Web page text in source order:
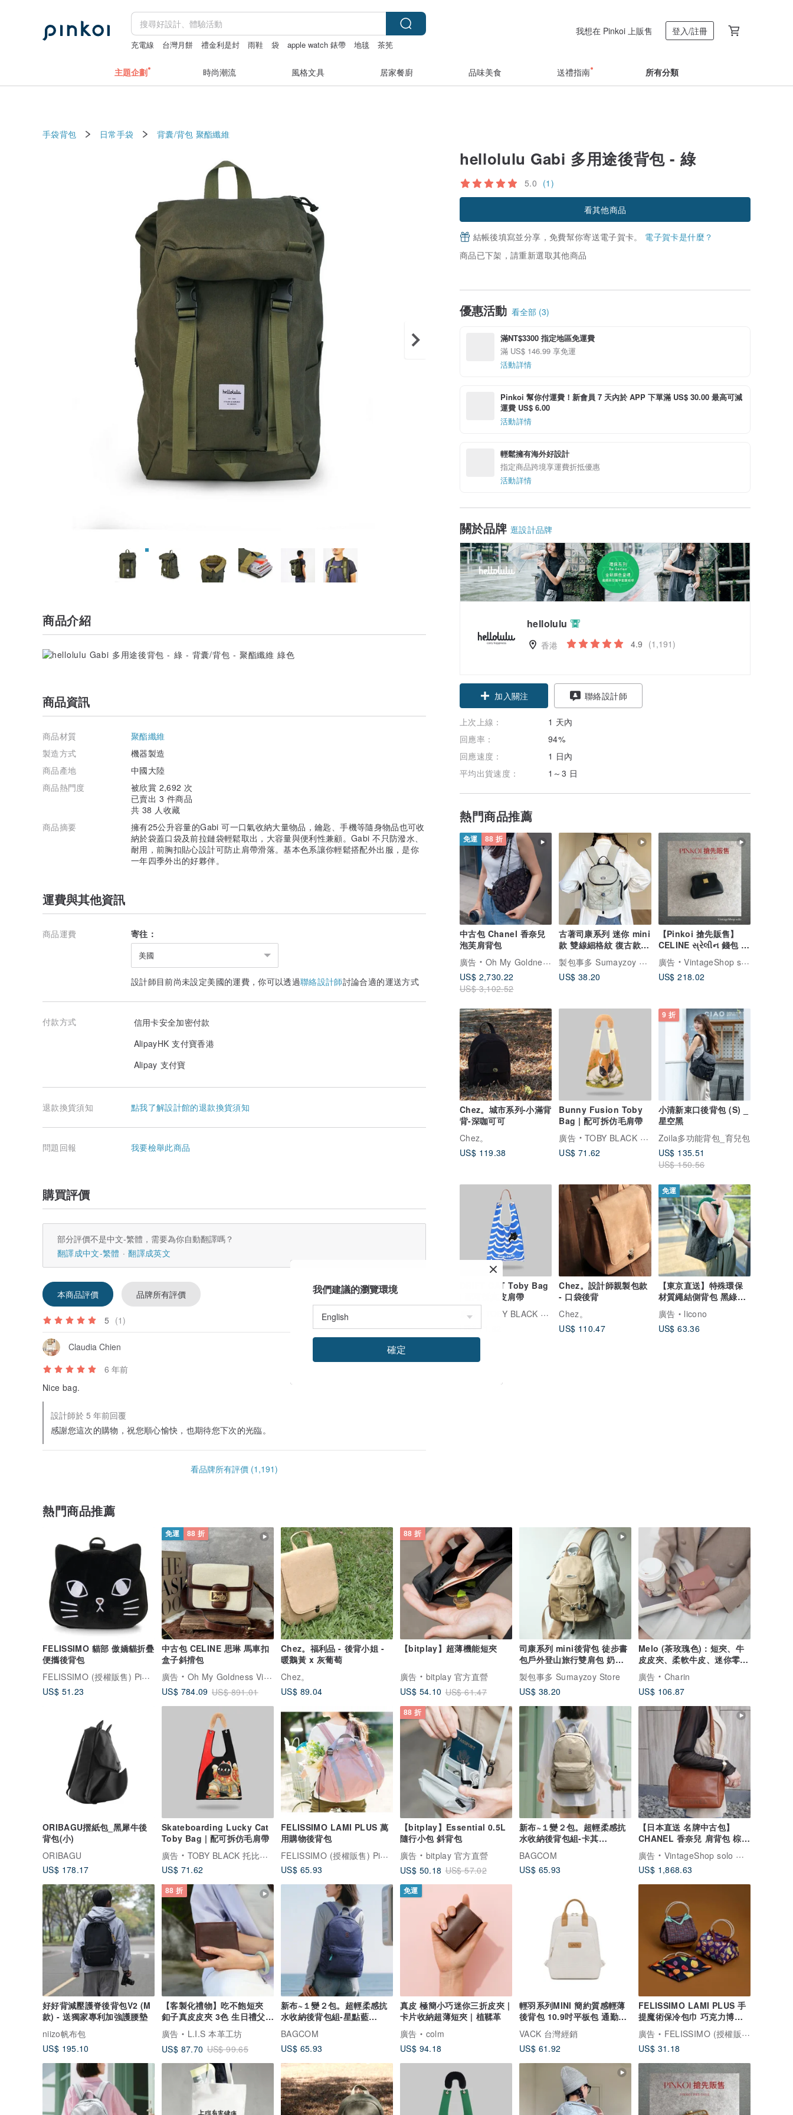
充電線 台灣月餅 禮金利是封 雨鞋 袋 apple watch 錶帶 地毯 茶筅
我想在 Pinkoi 上販售 登入/註冊
主題企劃 時尚潮流 風格文具 居家餐廚 品味美食 送禮指南 所有分類
手袋背包 日常手袋 背囊/背包 聚酯纖維
hellolulu Gabi 多用途後背包 - 綠
5.0 (1)
看其他商品
結帳後填寫並分享，免費幫你寄送電子賀卡。 電子賀卡是什麼？
商品已下架，請重新選取其他商品
優惠活動 看全部 (3)
滿NT$3300 指定地區免運費
滿 US$ 146.99 享免運
活動詳情
Pinkoi 幫你付運費！新會員 7 天內於 APP 下單滿 US$ 30.00 最高可減
運費 US$ 6.00
活動詳情
輕鬆擁有海外好設計
指定商品跨境享運費折抵優惠
活動詳情
關於品牌 逛設計品牌
hellolulu
香港 4.9 (1,191)
領優惠券
加入關注
聯絡設計師
上次上線：
1 天內
回應率：
94%
回應速度：
1 日內
平均出貨速度：
1～3 日
熱門商品推薦
免運 88 折
中古包 Chanel 香奈兒
泡芙肩背包
廣告
Oh My Goldness Vintage 持牌鑑定師的中古選物店
US$ 2,730.22
US$ 3,102.52
古著司康系列 迷你 mini
款 雙線細格紋 復古款
雙肩後背包 胡椒灰
製包事多 Sumayzoy Store
US$ 38.20
【Pinkoi 搶先販售】
CELINE સ્રેલીન 錢包 黑
色 標誌飾牌 皮革 ㄇ形
袋 零錢包 z4abfu
廣告
VintageShop solo 日本直送中古包專賣店
US$ 218.02
Chez。城市系列-小滿背
背-深咖可可
Chez。
US$ 119.38
Bunny Fusion Toby
Bag | 配可拆仿毛肩帶
廣告
TOBY BLACK 托比小黑
US$ 71.62
9 折
小清新束口後背包 (S) _
星空黑
Zoila多功能背包_育兒包
US$ 135.51
US$ 150.56
DRIFT CAT Toby Bag
| 配可拆真皮肩帶
廣告
TOBY BLACK 托比小黑
US$ 71.62
Chez。設計師親製包款
- 口袋後背
Chez。
US$ 110.47
免運
【東京直送】特殊環保
材質繩結側背包 黑綠配
色
廣告
licono
US$ 63.36
商品介紹
商品資訊
商品材質
聚酯纖維
製造方式
機器製造
商品產地
中國大陸
商品熱門度
被欣賞 2,692 次
已賣出 3 件商品
共 38 人收藏
商品摘要
擁有25公升容量的Gabi 可一口氣收納大量物品，鑰匙、手機等隨身物品也可收
納於袋蓋口袋及前拉鏈袋輕鬆取出，大容量與便利性兼顧。Gabi 不只防潑水、
耐用，前胸扣貼心設計可防止肩帶滑落。基本色系讓你輕鬆搭配外出服，是你
一年四季外出的好夥伴。
運費與其他資訊
商品運費 寄往：
美國
設計師目前尚未設定美國的運費，你可以透過聯絡設計師討論合適的運送方式
付款方式
信用卡安全加密付款
AlipayHK 支付寶香港
Alipay 支付寶
退款換貨須知 點我了解設計館的退款換貨須知
問題回報 我要檢舉此商品
購買評價
部分評價不是中文-繁體，需要為你自動翻譯嗎？
翻譯成中文-繁體
翻譯成英文
本商品評價 品牌所有評價
5 (1)
Claudia Chien
6 年前
Nice bag.
設計師於 5 年前回覆
感謝您這次的購物，祝您順心愉快，也期待您下次的光臨。
看品牌所有評價 (1,191)
熱門商品推薦
FELISSIMO 貓部 傲嬌貓折疊
便攜後背包
FELISSIMO (授權販售) Pinkoi 品牌形象館
US$ 51.23
免運 88 折
中古包 CELINE 思琳 馬車扣
盒子斜揹包
廣告
Oh My Goldness Vintage 持牌鑑定師的中古選物店
US$ 784.09 US$ 891.01
Chez。福利品 - 後背小姐 -
暖鵝黃 x 灰葡萄
Chez。
US$ 89.04
88 折
【bitplay】超薄機能短夾
廣告
bitplay 官方直營
US$ 54.10 US$ 61.47
司康系列 mini後背包 徒步書
包戶外登山旅行雙肩包 奶茶
色
製包事多 Sumayzoy Store
US$ 38.20
Melo (茶玫瑰色)：短夾、牛
皮皮夾、柔軟牛皮、迷你零錢
包
廣告
Charin
US$ 106.87
ORIBAGU摺紙包_黑犀牛後
背包(小)
ORIBAGU
US$ 178.17
Skateboarding Lucky Cat
Toby Bag | 配可拆仿毛肩帶
廣告
TOBY BLACK 托比小黑
US$ 71.62
FELISSIMO LAMI PLUS 萬
用購物後背包
FELISSIMO (授權販售) Pinkoi 品牌形象館
US$ 65.93
88 折
【bitplay】Essential 0.5L
隨行小包 斜背包
廣告
bitplay 官方直營
US$ 50.18 US$ 57.02
新布~１變２包。超輕柔感抗
水收納後背包組-卡其
BAGCOM
US$ 65.93
【日本直送 名牌中古包】
CHANEL 香奈兒 肩背包 棕色
經典 Logo 皮革 魚子醬皮革
vintage 中古 xufczz
廣告
VintageShop solo 日本直送中古包專賣店
US$ 1,868.63
好好背減壓護脊後背包V2 (M
款) - 送獨家專利加強護腰墊
niizo帆布包
US$ 195.10
88 折
【客製化禮物】吃不飽短夾
釦子真皮皮夾 3色 生日禮父親
節禮物
廣告
L.I.S 本革工坊
US$ 87.70 US$ 99.65
新布~１變２包。超輕柔感抗
水收納後背包組-星點藍
_105416
BAGCOM
US$ 65.93
免運
真皮 極簡小巧迷你三折皮夾 |
卡片收納超薄短夾 | 植鞣革
廣告
colm
US$ 94.18
輕羽系列MINI 簡約質感輕薄
後背包 10.9吋平板包 通勤小
背包 小包
VACK 台灣經銷
US$ 61.92
FELISSIMO LAMI PLUS 手
提魔術保冷包巾 巧克力博物
館聯名款
廣告
FELISSIMO (授權販售) Pinkoi 品牌形象館
US$ 31.18
我們建議的瀏覽環境
確定